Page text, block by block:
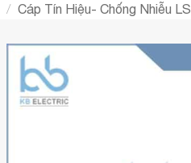
/ Cáp Tín Hiệu- Chống Nhiễu LS